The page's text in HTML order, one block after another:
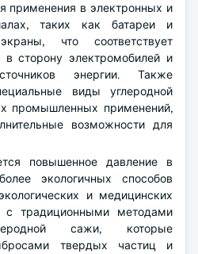
применения в электронных и
таких как батареи и
что соответствует
в сторону электромобилей и
энергии. Также
виды углеродной
промышленных применений,
возможности для
повышенное давление в
экологичных способов
и медицинских
с традиционными методами
сажи, которые
твердых частиц и